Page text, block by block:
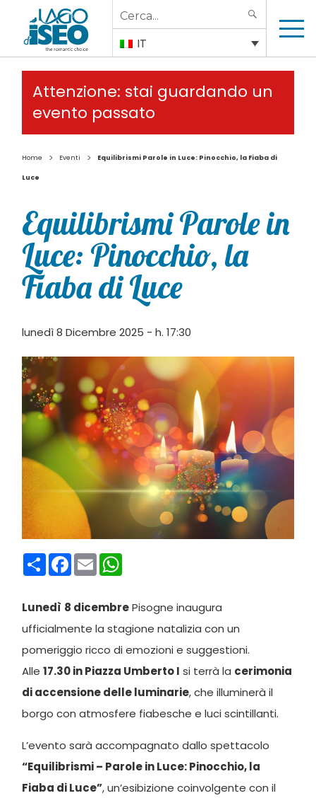
Search
for:
IT
Attenzione: stai guardando un
evento passato
Home > Eventi > Equilibrismi Parole in Luce: Pinocchio, la Fiaba di
Luce
Equilibrismi Parole in
Luce: Pinocchio, la
Fiaba di Luce
lunedì 8 Dicembre 2025 - h. 17:30
CondividiFacebook
Email
Lunedì 8 dicembrePisogne inaugura
ufficialmente la stagione natalizia con un
pomeriggio ricco di emozioni e suggestioni.
Alle17.30 in Piazza Umberto I si terrà la cerimonia
di accensione delle luminarie, che illuminerà il
borgo con atmosfere fiabesche e luci scintillanti.
L’evento sarà accompagnato dallo spettacolo
“Equilibrismi – Parole in Luce: Pinocchio, la
Fiaba di Luce”, un’esibizione coinvolgente con il